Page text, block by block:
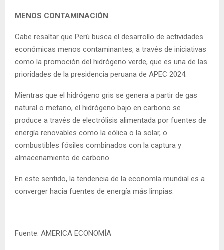
MENOS CONTAMINACIÓN
Cabe resaltar que Perú busca el desarrollo de actividades
económicas menos contaminantes, a través de iniciativas
como la promoción del hidrógeno verde, que es una de las
prioridades de la presidencia peruana de APEC 2024.
Mientras que el hidrógeno gris se genera a partir de gas
natural o metano, el hidrógeno bajo en carbono se
produce a través de electrólisis alimentada por fuentes de
energía renovables como la eólica o la solar, o
combustibles fósiles combinados con la captura y
almacenamiento de carbono.
En este sentido, la tendencia de la economía mundial es a
converger hacia fuentes de energía más limpias.
Fuente: AMERICA ECONOMÍA